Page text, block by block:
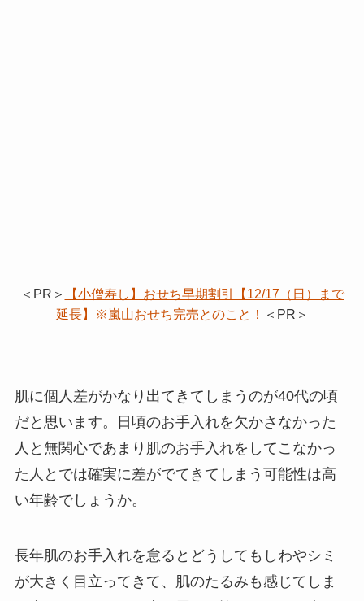
＜PR＞
【小僧寿し】おせち早期割引【12/17（日）まで
延長】※嵐山おせち完売とのこと！
＜PR＞
肌に個人差がかなり出てきてしまうのが40代の頃
だと思います。日頃のお手入れを欠かさなかった
人と無関心であまり肌のお手入れをしてこなかっ
た人とでは確実に差がでてきてしまう可能性は高
い年齢でしょうか。
長年肌のお手入れを怠るとどうしてもしわやシミ
が大きく目立ってきて、肌のたるみも感じてしま